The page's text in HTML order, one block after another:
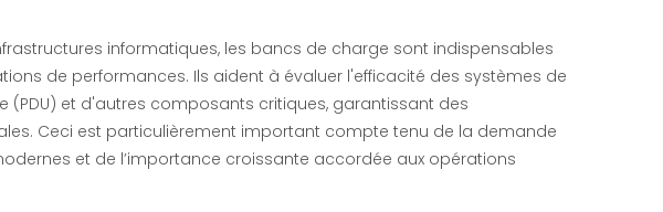
informatiques, les bancs de charge sont indispensables
de performances. Ils aident à évaluer l'efficacité des systèmes de
(PDU) et d'autres composants critiques, garantissant des
Ceci est particulièrement important compte tenu de la demande
et de l’importance croissante accordée aux opérations